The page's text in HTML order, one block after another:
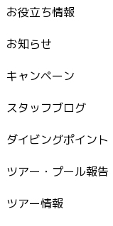
お役立ち情報
お知らせ
キャンペーン
スタッフブログ
ダイビングポイント
ツアー・プール報告
ツアー情報